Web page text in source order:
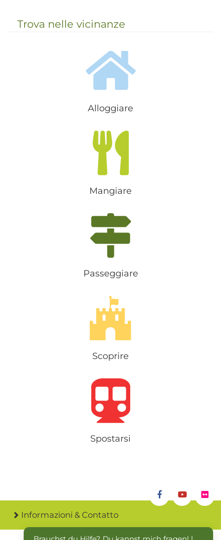
Trova nelle vicinanze
Alloggiare
Mangiare
Passeggiare
Scoprire
Spostarsi
Informazioni & Contatto